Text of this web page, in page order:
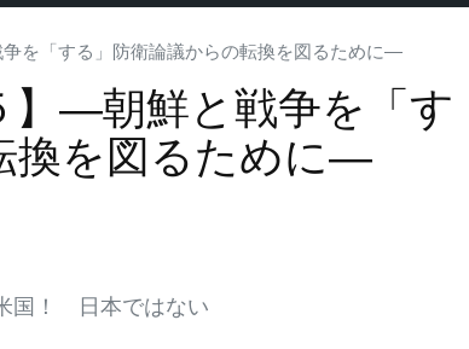
を「する」防衛論議からの転換を図るために―
】―朝鮮と戦争を「す
換を図るために―
国！ 日本ではない